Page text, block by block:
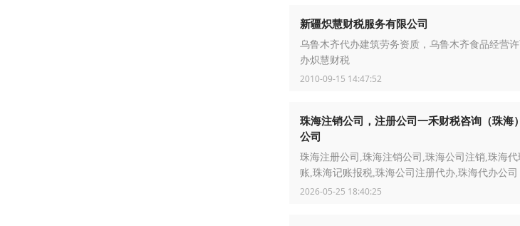
新疆炽慧财税服务有限公司
乌鲁木齐代办建筑劳务资质，乌鲁木齐食品经营
办炽慧财税
2010-09-15 14:47:52
珠海注销公司，注册公司一禾财税咨询（珠海
公司
珠海注册公司,珠海注销公司,珠海公司注销,珠海代
账,珠海记账报税,珠海公司注册代办,珠海代办公司
2026-05-25 18:40:25